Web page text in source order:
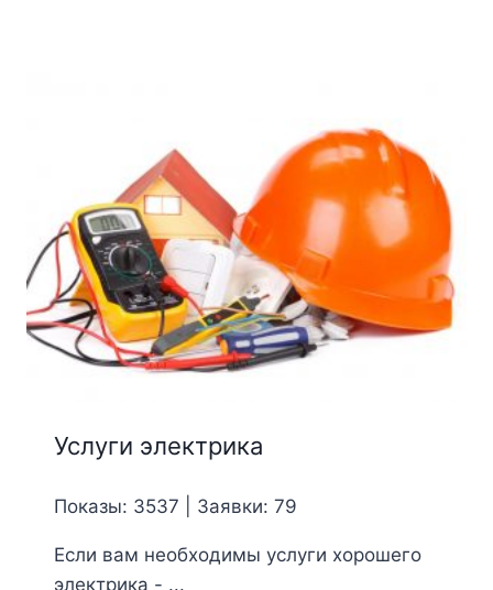
Услуги электрика
Показы: 3537 | Заявки: 79
Если вам необходимы услуги хорошего
электрика - ...